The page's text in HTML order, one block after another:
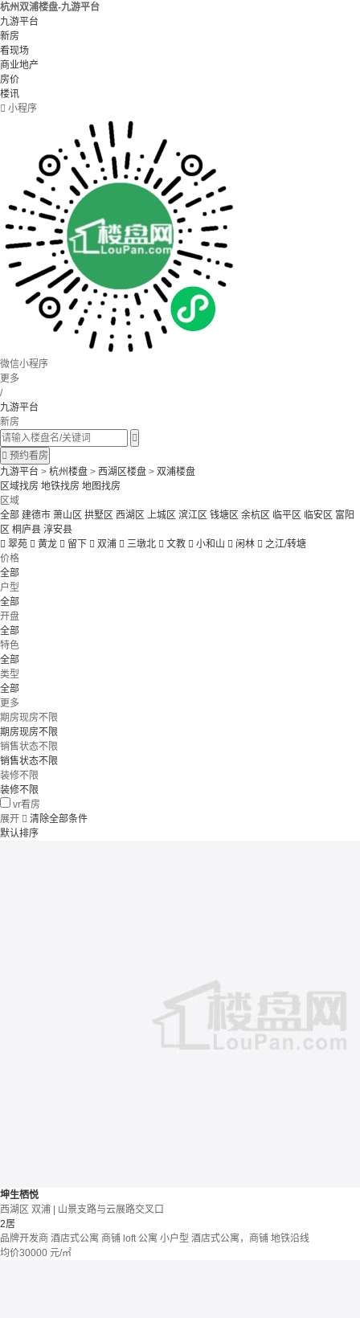
杭州双浦楼盘-九游平台
九游平台
新房
看现场
商业地产
房价
楼讯
 小程序
微信小程序
更多
/
九游平台
新房

 预约看房
九游平台 > 杭州楼盘 > 西湖区楼盘 > 双浦楼盘
区域找房 地铁找房 地图找房
区域
全部 建德市 萧山区 拱墅区 西湖区 上城区 滨江区 钱塘区 余杭区 临平区 临安区 富阳
区 桐庐县 淳安县
 翠苑  黄龙  留下  双浦  三墩北  文教  小和山  闲林  之江/转塘
价格
全部
户型
全部
开盘
全部
特色
全部
类型
全部
更多
期房现房不限
期房现房不限
销售状态不限
销售状态不限
装修不限
装修不限
vr看房
展开  清除全部条件
默认排序
坤生栖悦
西湖区 双浦 | 山景支路与云展路交叉口
2居
品牌开发商 酒店式公寓 商铺 loft 公寓 小户型 酒店式公寓，商铺 地铁沿线
均价30000 元/㎡